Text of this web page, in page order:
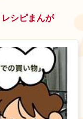
シピまんが